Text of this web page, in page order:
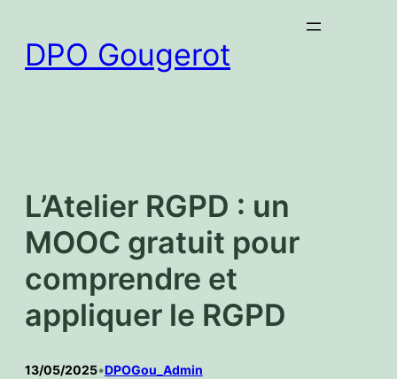
contenu
DPO Gougerot
L’Atelier RGPD : un
MOOC gratuit pour
comprendre et
appliquer le RGPD
13/05/2025•DPOGou_Admin